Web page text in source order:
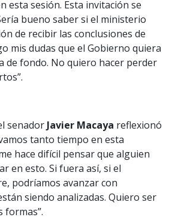
esta sesión. Esta invitación se
bueno saber si el ministerio
de recibir las conclusiones de
mis dudas que el Gobierno quiera
de fondo. No quiero hacer perder
senador Javier Macaya reflexionó
tanto tiempo en esta
hace difícil pensar que alguien
en esto. Si fuera así, si el
podríamos avanzar con
siendo analizadas. Quiero ser
formas”.